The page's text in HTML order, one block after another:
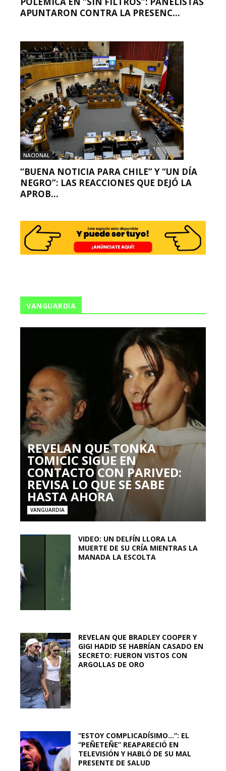
APUNTARON CONTRA LA PRESENC...
NACIONAL
“BUENA NOTICIA PARA CHILE” Y “UN DÍA
NEGRO”: LAS REACCIONES QUE DEJÓ LA
APROB...
VANGUARDIA
REVELAN QUE TONKA
TOMICIC SIGUE EN
CONTACTO CON PARIVED:
REVISA LO QUE SE SABE
HASTA AHORA
VANGUARDIA
VIDEO: UN DELFÍN LLORA LA
MUERTE DE SU CRÍA MIENTRAS LA
MANADA LA ESCOLTA
REVELAN QUE BRADLEY COOPER Y
GIGI HADID SE HABRÍAN CASADO EN
SECRETO: FUERON VISTOS CON
ARGOLLAS DE ORO
“ESTOY COMPLICADÍSIMO…”: EL
“PEÑETEÑE” REAPARECIÓ EN
TELEVISIÓN Y HABLÓ DE SU MAL
PRESENTE DE SALUD